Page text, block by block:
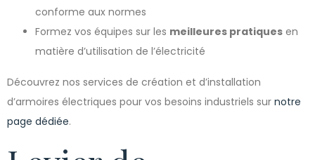
conforme aux normes
Formez vos équipes sur les meilleures pratiques en
matière d’utilisation de l’électricité
Découvrez nos services de création et d’installation
d’armoires électriques pour vos besoins industriels sur notre
page dédiée.